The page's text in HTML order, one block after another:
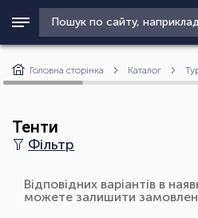
Головна сторінка Каталог
Тенти
Фільтр
Відповідних варіантів в
можете залишити